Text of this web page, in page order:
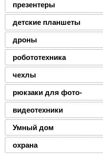
презентеры
детские планшеты
дроны
робототехника
чехлы
рюкзаки для фото-
видеотехники
Умный дом
охрана